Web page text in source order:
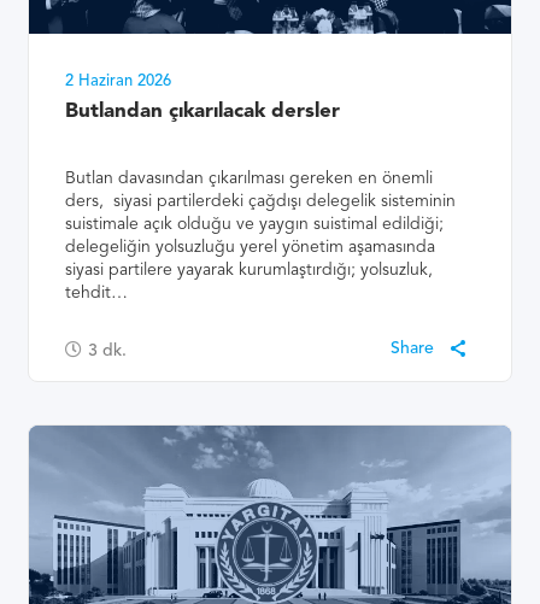
2 Haziran 2026
Butlandan çıkarılacak dersler
Butlan davasından çıkarılması gereken en önemli
ders, siyasi partilerdeki çağdışı delegelik sisteminin
suistimale açık olduğu ve yaygın suistimal edildiği;
delegeliğin yolsuzluğu yerel yönetim aşamasında
siyasi partilere yayarak kurumlaştırdığı; yolsuzluk,
tehdit…
3 dk.